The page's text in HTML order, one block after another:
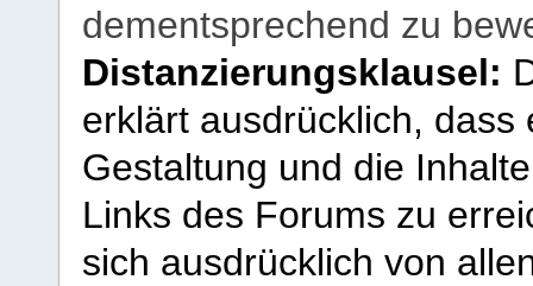
dementsprechend zu
Distanzierungsklausel:
erklärt ausdrücklich,
Gestaltung und die
Links des Forums zu
sich ausdrücklich von